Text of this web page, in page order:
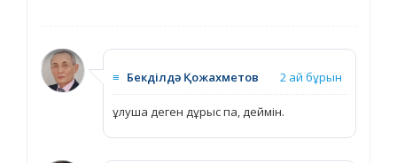
≡ Бекділдә Қожахметов 2 ай бұрын
ұлуша деген дұрыс па, деймін.